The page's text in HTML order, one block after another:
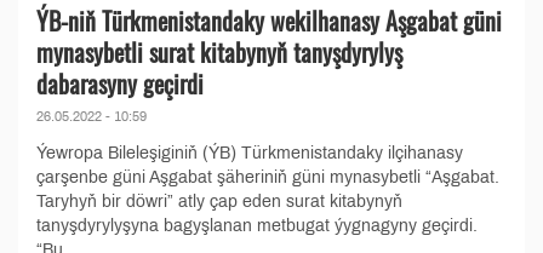
ÝB-niň Türkmenistandaky wekilhanasy Aşgabat güni
mynasybetli surat kitabynyň tanyşdyrylyş
dabarasyny geçirdi
26.05.2022 - 10:59
Ýewropa Bileleşiginiň (ÝB) Türkmenistandaky ilçihanasy
çarşenbe güni Aşgabat şäheriniň güni mynasybetli “Aşgabat.
Taryhyň bir döwri” atly çap eden surat kitabynyň
tanyşdyrylyşyna bagyşlanan metbugat ýygnagyny geçirdi.